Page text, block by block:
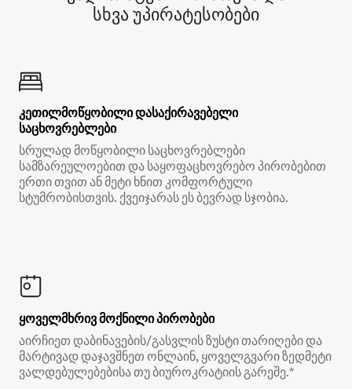
სხვა უპირატესობები
კეთილმოწყობილი დასაქირავებელი
საცხოვრებლები
სრულად მოწყობილი საცხოვრებლები
სამზარეულოებით და საყოფაცხოვრებო პირობებით
ერთი თვით ან მეტი ხნით კომფორტული
სტუმრობისთვის. ქვეიჯარას ეს ბევრად სჯობია.
ყოველმხრივ მოქნილი პირობები
აირჩიეთ დაბინავების/გასვლის ზუსტი თარიღები და
მარტივად დაჯავშნეთ ონლაინ, ყოველგვარი ზედმეტი
ვალდებულებებისა თუ ბიუროკრატიის გარეშე.*